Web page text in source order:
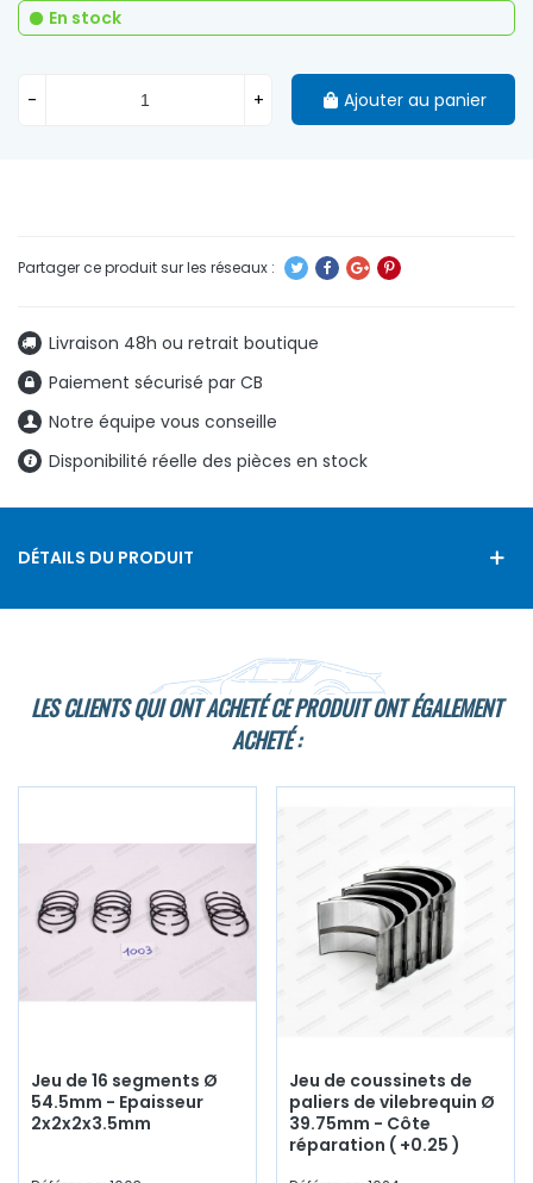
Livraison 48h ou retrait boutique
Paiement sécurisé par CB
Notre équipe vous conseille
Disponibilité réelle des pièces en stock
En stock
- + Ajouter au panier
DÉTAILS DU PRODUIT
LES CLIENTS QUI ONT ACHETÉ CE PRODUIT ONT ÉGALEMENT
ACHETÉ :
Jeu de 16 segments Ø
54.5mm - Epaisseur
2x2x2x3.5mm
Jeu de coussinets de
paliers de vilebrequin Ø
39.75mm - Côte
réparation ( +0.25 )